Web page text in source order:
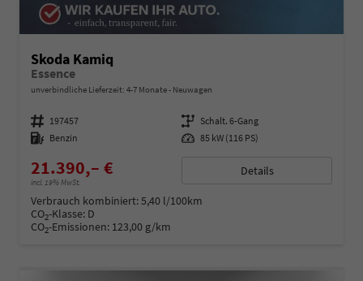
Skoda Kamiq
Essence
unverbindliche Lieferzeit: 4-7 Monate Neuwagen
Fahrzeugnummer 197457 Getriebe Schalt. 6-Gang
Kraftstoff Benzin Leistung 85 kW (116 PS)
21.390,– €
incl. 19% MwSt.
Details
Verbrauch kombiniert:5,40 l/100km
CO2-Klasse: D
CO2-Emissionen: 123,00 g/km